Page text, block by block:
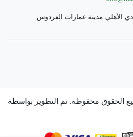
الأهلي مدينة عمارات الفردوس